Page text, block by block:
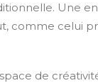
Une
comme celui
de